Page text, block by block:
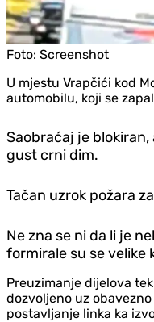
Foto: Screenshot
U mjestu Vrapčići kod
automobilu, koji se
Saobraćaj je
gust crni dim.
Tačan uzrok požara
Ne zna se ni da li je
formirale su se velike
Preuzimanje dijelova
dozvoljeno uz
postavljanje linka ka